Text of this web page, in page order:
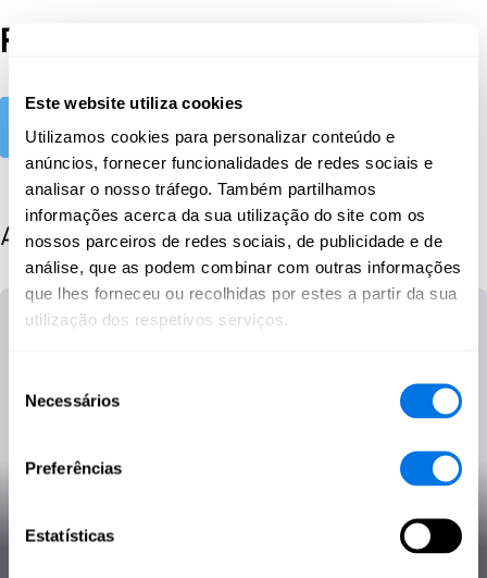
Este website utiliza cookies
Utilizamos cookies para personalizar conteúdo e
anúncios, fornecer funcionalidades de redes sociais e
analisar o nosso tráfego. Também partilhamos
informações acerca da sua utilização do site com os
nossos parceiros de redes sociais, de publicidade e de
análise, que as podem combinar com outras informações
que lhes forneceu ou recolhidas por estes a partir da sua
utilização dos respetivos serviços.
Necessários
Preferências
Estatísticas
Proteção de dados
Explore
All posts
identidade